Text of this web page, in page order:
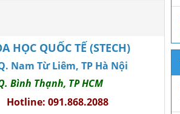
HỌC QUỐC TẾ (STECH)
Nam Từ Liêm, TP Hà Nội
Bình Thạnh, TP HCM
Hotline: 091.868.2088